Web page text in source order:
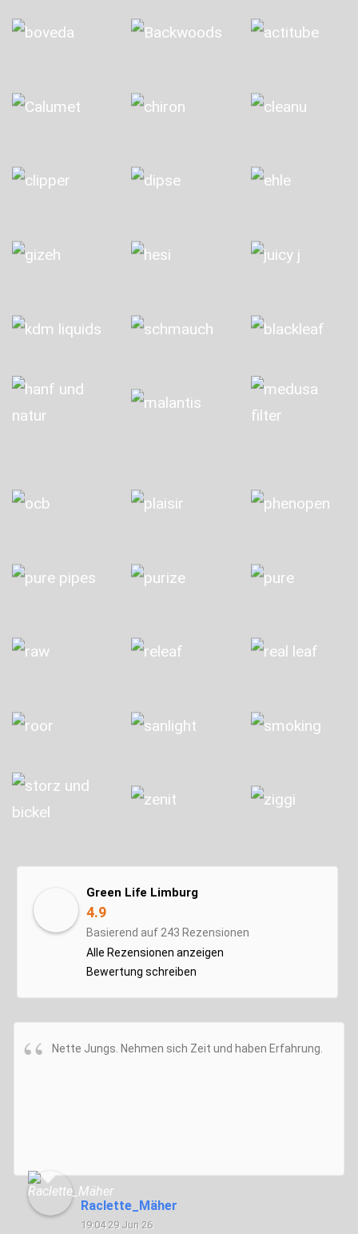
Green Life Limburg
4.9
Basierend auf 243 Rezensionen
Alle Rezensionen anzeigen
Bewertung schreiben
Nette Jungs. Nehmen sich Zeit und haben Erfahrung.
Raclette_Mäher
19:04 29 Jun 26